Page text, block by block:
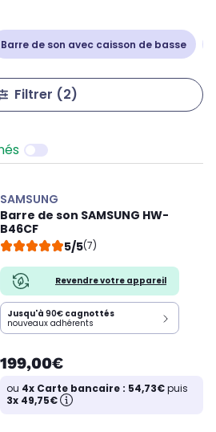
Barre de son avec caisson de basse
Filtrer (2)
SAMSUNG
Barre de son SAMSUNG HW-
B46CF
5/5(7)
Revendre votre appareil
Jusqu'à 90€ cagnottés
nouveaux adhérents
199,00€
ou 4x Carte bancaire : 54,73€puis
3x 49,75€